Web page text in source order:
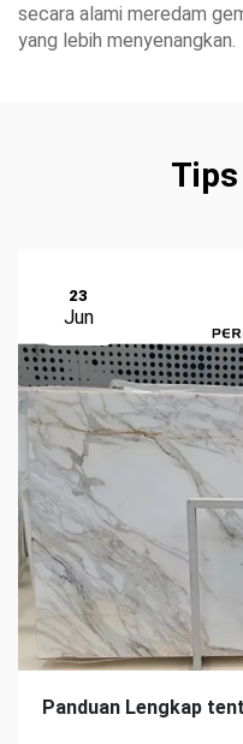
secara alami meredam
yang lebih menyenangkan.
23
Jun
Panduan Lengkap